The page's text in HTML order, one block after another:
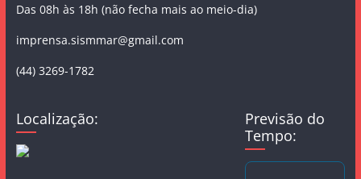
Das 08h às 18h (não fecha mais ao meio-dia)
imprensa.sismmar@gmail.com
(44) 3269-1782
Localização:
Previsão do
Tempo: